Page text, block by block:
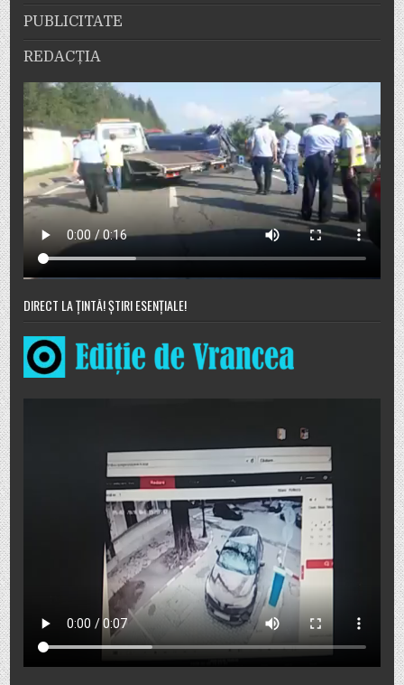
PUBLICITATE
REDACȚIA
DIRECT LA ȚINTĂ! ȘTIRI ESENȚIALE!